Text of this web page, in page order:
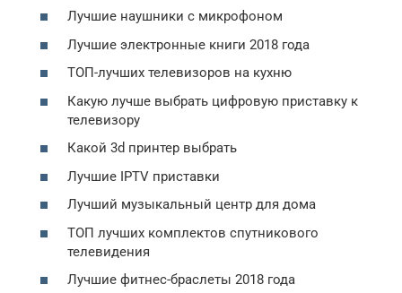
Лучшие наушники с микрофоном
Лучшие электронные книги 2018 года
ТОП-лучших телевизоров на кухню
Какую лучше выбрать цифровую приставку к
телевизору
Какой 3d принтер выбрать
Лучшие IPTV приставки
Лучший музыкальный центр для дома
ТОП лучших комплектов спутникового
телевидения
Лучшие фитнес-браслеты 2018 года